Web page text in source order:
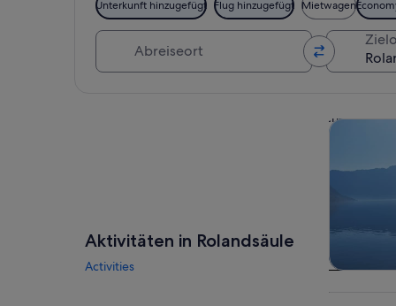
Unterkunft hinzugefügt Flug hinzugefügt Mietwagen
Aktivitäten in Rolandsäule
Activities
Touren